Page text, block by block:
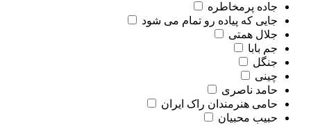
جاده پرمخاطره
جایی که پیاده رو تمام می شود
جلال همتی
جم بابا
جنگل
چینی
حامد ناصری
حامی هنرمندان راک ایران
حبیب محبیان